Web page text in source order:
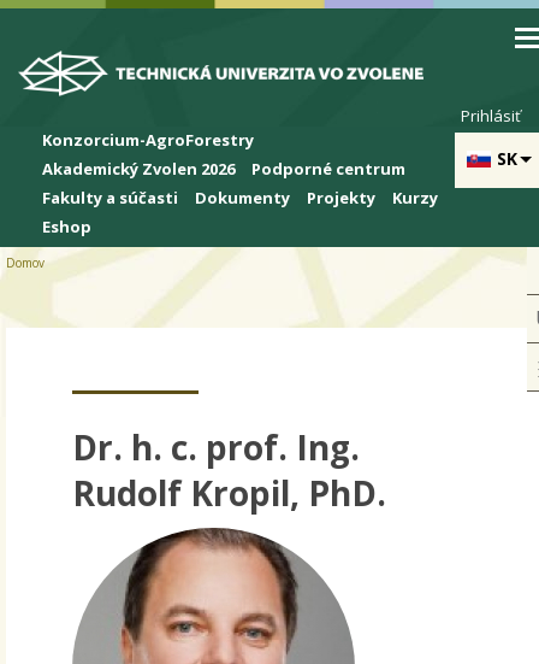
Skip to cookies
Skip to navigation
Skočiť na hlavný obsah
SK
Prihlásiť
Konzorcium-AgroForestry
Akademický Zvolen 2026
Podporné centrum
Fakulty a súčasti
Dokumenty Projekty
Kurzy
Eshop
Domov
Dr. h. c. prof. Ing.
Rudolf Kropil, PhD.